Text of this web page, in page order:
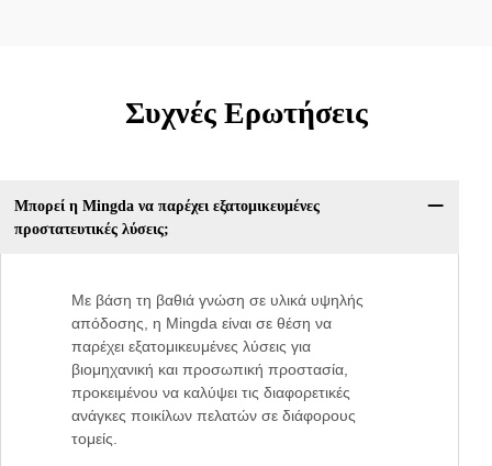
Συχνές Ερωτήσεις
Μπορεί η Mingda να παρέχει εξατομικευμένες
προστατευτικές λύσεις;
Με βάση τη βαθιά γνώση σε υλικά υψηλής
απόδοσης, η Mingda είναι σε θέση να
παρέχει εξατομικευμένες λύσεις για
βιομηχανική και προσωπική προστασία,
προκειμένου να καλύψει τις διαφορετικές
ανάγκες ποικίλων πελατών σε διάφορους
τομείς.